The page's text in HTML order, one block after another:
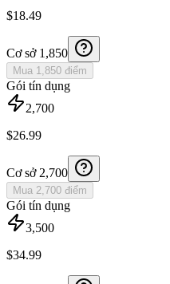
$18.49
Cơ sở 1,850
Mua 1,850 điểm
Gói tín dụng
2,700
$26.99
Cơ sở 2,700
Mua 2,700 điểm
Gói tín dụng
3,500
$34.99